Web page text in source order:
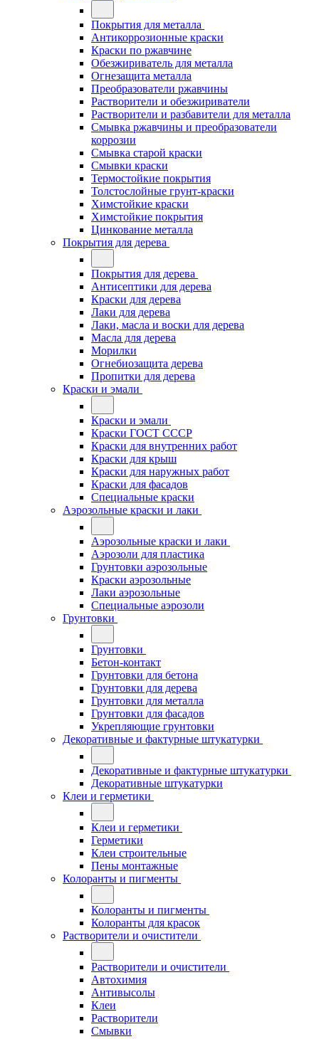
Покрытия для металла
Антикоррозионные краски
Краски по ржавчине
Обезжириватель для металла
Огнезащита металла
Преобразователи ржавчины
Растворители и обезжириватели
Растворители и разбавители для металла
Смывка ржавчины и преобразователи
коррозии
Смывка старой краски
Смывки краски
Термостойкие покрытия
Толстослойные грунт-краски
Химстойкие краски
Химстойкие покрытия
Цинкование металла
Покрытия для дерева
Покрытия для дерева
Антисептики для дерева
Краски для дерева
Лаки для дерева
Лаки, масла и воски для дерева
Масла для дерева
Морилки
Огнебиозащита дерева
Пропитки для дерева
Краски и эмали
Краски и эмали
Краски ГОСТ СССР
Краски для внутренних работ
Краски для крыш
Краски для наружных работ
Краски для фасадов
Специальные краски
Аэрозольные краски и лаки
Аэрозольные краски и лаки
Аэрозоли для пластика
Грунтовки аэрозольные
Краски аэрозольные
Лаки аэрозольные
Специальные аэрозоли
Грунтовки
Грунтовки
Бетон-контакт
Грунтовки для бетона
Грунтовки для дерева
Грунтовки для металла
Грунтовки для фасадов
Укрепляющие грунтовки
Декоративные и фактурные штукатурки
Декоративные и фактурные штукатурки
Декоративные штукатурки
Клеи и герметики
Клеи и герметики
Герметики
Клеи строительные
Пены монтажные
Колоранты и пигменты
Колоранты и пигменты
Колоранты для красок
Растворители и очистители
Растворители и очистители
Автохимия
Антивысолы
Клеи
Растворители
Смывки